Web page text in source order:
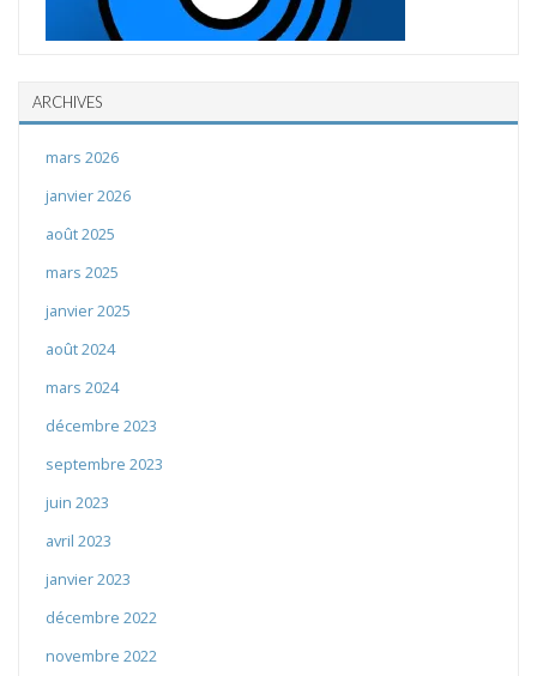
ARCHIVES
mars 2026
janvier 2026
août 2025
mars 2025
janvier 2025
août 2024
mars 2024
décembre 2023
septembre 2023
juin 2023
avril 2023
janvier 2023
décembre 2022
novembre 2022